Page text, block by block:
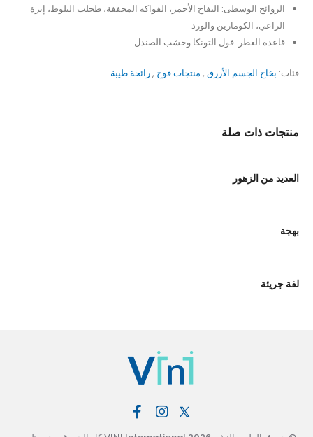
الروائح الوسطى: التفاح الأحمر، الفواكه المجففة، طحلب البلوط، إبرة
الراعي، الكومارين والورد
قاعدة العطر: فول التونكا وخشب الصندل
فئات: بخاخ الجسم الأزرق , منتجات فوج ,رائحة طيبة
منتجات ذات صلة
العديد من الزهور
بهجة
لفة جريئة